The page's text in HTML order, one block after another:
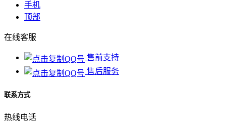
手机
顶部
在线客服
售前支持
售后服务
联系方式
热线电话